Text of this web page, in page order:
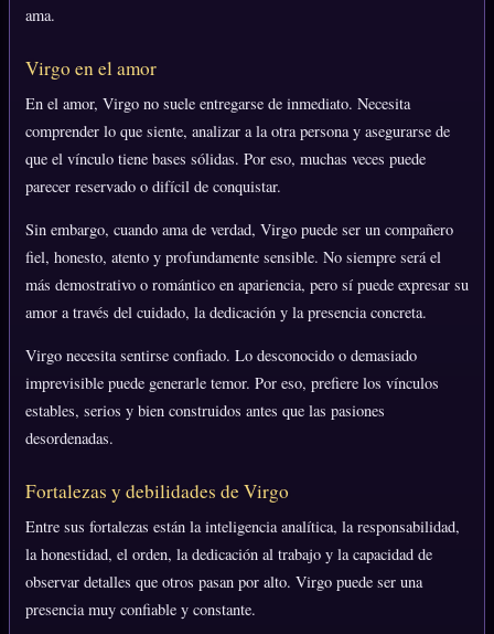
ama.
Virgo en el amor
En el amor, Virgo no suele entregarse de inmediato. Necesita
comprender lo que siente, analizar a la otra persona y asegurarse de
que el vínculo tiene bases sólidas. Por eso, muchas veces puede
parecer reservado o difícil de conquistar.
Sin embargo, cuando ama de verdad, Virgo puede ser un compañero
fiel, honesto, atento y profundamente sensible. No siempre será el
más demostrativo o romántico en apariencia, pero sí puede expresar su
amor a través del cuidado, la dedicación y la presencia concreta.
Virgo necesita sentirse confiado. Lo desconocido o demasiado
imprevisible puede generarle temor. Por eso, prefiere los vínculos
estables, serios y bien construidos antes que las pasiones
desordenadas.
Fortalezas y debilidades de Virgo
Entre sus fortalezas están la inteligencia analítica, la responsabilidad,
la honestidad, el orden, la dedicación al trabajo y la capacidad de
observar detalles que otros pasan por alto. Virgo puede ser una
presencia muy confiable y constante.